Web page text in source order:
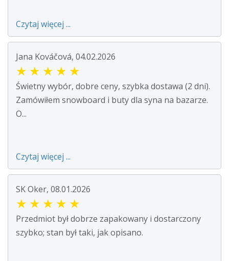
Czytaj więcej ...
Jana Kováčová, 04.02.2026
★ ★ ★ ★ ★
Świetny wybór, dobre ceny, szybka dostawa (2 dni).
Zamówiłem snowboard i buty dla syna na bazarze.
O...
Czytaj więcej ...
SK Oker, 08.01.2026
★ ★ ★ ★ ★
Przedmiot był dobrze zapakowany i dostarczony
szybko; stan był taki, jak opisano.